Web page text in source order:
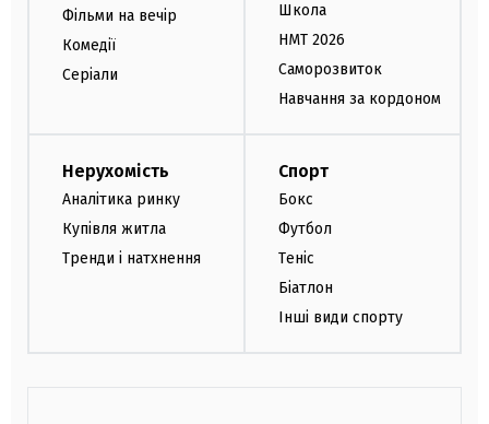
Фільми на вечір
Комедії
Серіали
Школа
НМТ 2026
Саморозвиток
Навчання за кордоном
Нерухомість
Аналітика ринку
Купівля житла
Тренди і натхнення
Спорт
Бокс
Футбол
Теніс
Біатлон
Інші види спорту